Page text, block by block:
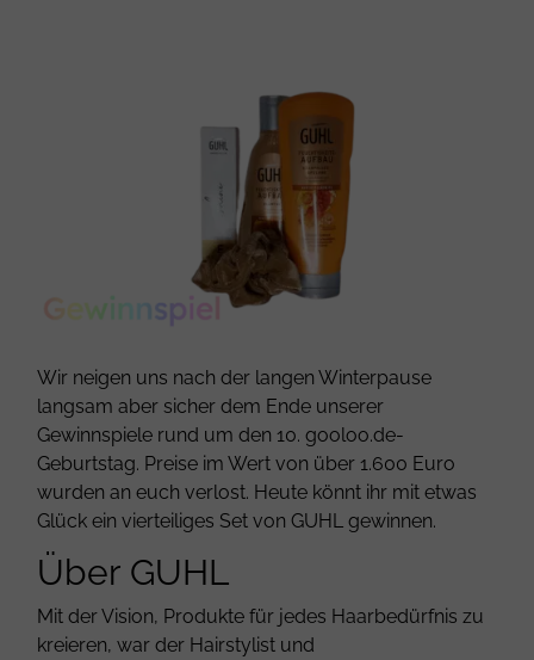
Wir neigen uns nach der langen Winterpause
langsam aber sicher dem Ende unserer
Gewinnspiele rund um den 10. gooloo.de-
Geburtstag. Preise im Wert von über 1.600 Euro
wurden an euch verlost. Heute könnt ihr mit etwas
Glück ein vierteiliges Set von GUHL gewinnen.
Über GUHL
Mit der Vision, Produkte für jedes Haarbedürfnis zu
kreieren, war der Hairstylist und